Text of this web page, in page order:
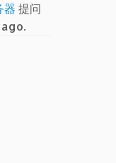
器 提问
ago.